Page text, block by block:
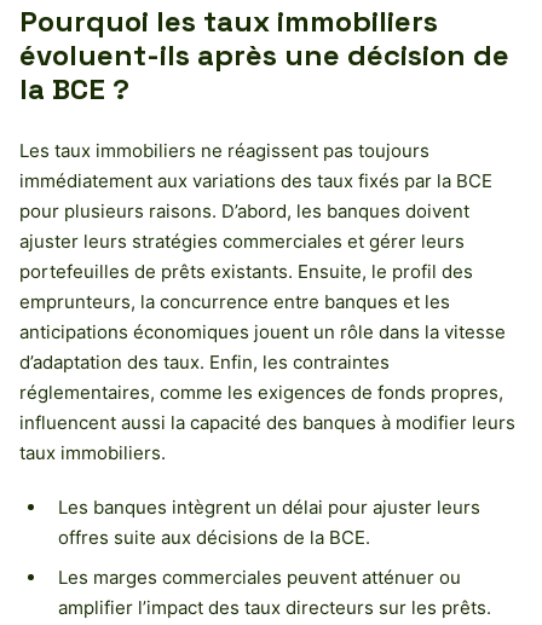
Pourquoi les taux immobiliers
évoluent-ils après une décision de
la BCE ?
Les taux immobiliers ne réagissent pas toujours
immédiatement aux variations des taux fixés par la BCE
pour plusieurs raisons. D’abord, les banques doivent
ajuster leurs stratégies commerciales et gérer leurs
portefeuilles de prêts existants. Ensuite, le profil des
emprunteurs, la concurrence entre banques et les
anticipations économiques jouent un rôle dans la vitesse
d’adaptation des taux. Enfin, les contraintes
réglementaires, comme les exigences de fonds propres,
influencent aussi la capacité des banques à modifier leurs
taux immobiliers.
Les banques intègrent un délai pour ajuster leurs
offres suite aux décisions de la BCE.
Les marges commerciales peuvent atténuer ou
amplifier l’impact des taux directeurs sur les prêts.